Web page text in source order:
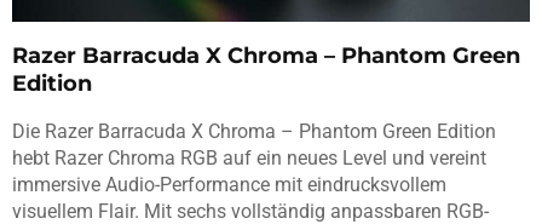
Razer Barracuda X Chroma – Phantom Green
Edition
Die Razer Barracuda X Chroma – Phantom Green Edition
hebt Razer Chroma RGB auf ein neues Level und vereint
immersive Audio-Performance mit eindrucksvollem
visuellem Flair. Mit sechs vollständig anpassbaren RGB-